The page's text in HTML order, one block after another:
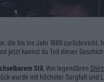
die bis ins Jahr 1889 zurückreicht,
jetzt kannst du Teil dieser
Stil . Von legendären
wurde mit höchster Sorgfalt und